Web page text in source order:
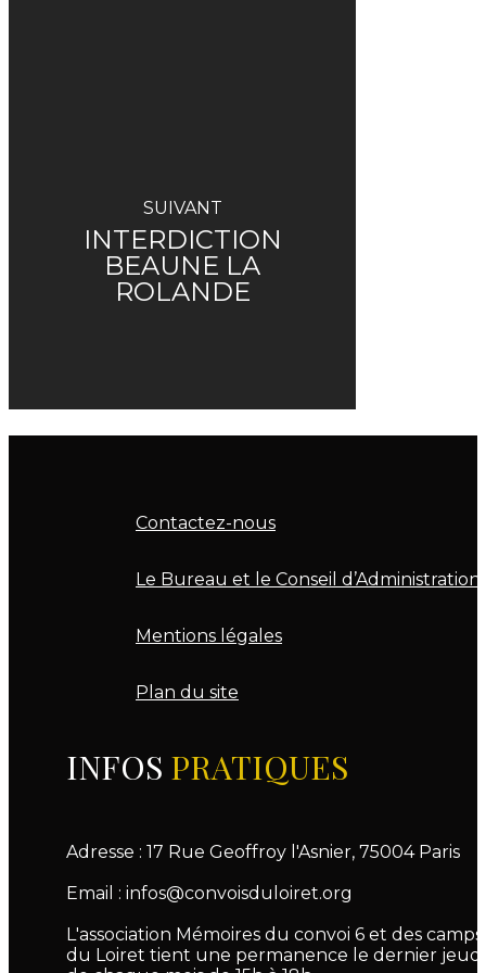
SUIVANT
INTERDICTION
BEAUNE LA
ROLANDE
Contactez-nous
Le Bureau et le Conseil d’Administration
Mentions légales
Plan du site
INFOS PRATIQUES
Adresse : 17 Rue Geoffroy l'Asnier, 75004 Paris
Email : infos@convoisduloiret.org
L'association Mémoires du convoi 6 et des camps
du Loiret tient une permanence le dernier jeudi